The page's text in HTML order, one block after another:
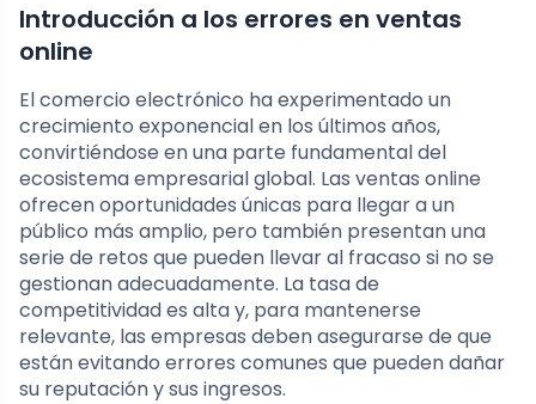
Introducción a los errores en ventas
online
El comercio electrónico ha experimentado un
crecimiento exponencial en los últimos años,
convirtiéndose en una parte fundamental del
ecosistema empresarial global. Las ventas online
ofrecen oportunidades únicas para llegar a un
público más amplio, pero también presentan una
serie de retos que pueden llevar al fracaso si no se
gestionan adecuadamente. La tasa de
competitividad es alta y, para mantenerse
relevante, las empresas deben asegurarse de que
están evitando errores comunes que pueden dañar
su reputación y sus ingresos.